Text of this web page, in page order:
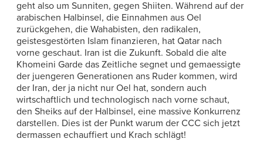
geht also um Sunniten, gegen Shiiten. Während auf der
arabischen Halbinsel, die Einnahmen aus Oel
zurückgehen, die Wahabisten, den radikalen,
geistesgestörten Islam finanzieren, hat Qatar nach
vorne geschaut. Iran ist die Zukunft. Sobald die alte
Khomeini Garde das Zeitliche segnet und gemaessigte
der juengeren Generationen ans Ruder kommen, wird
der Iran, der ja nicht nur Oel hat, sondern auch
wirtschaftlich und technologisch nach vorne schaut,
den Sheiks auf der Halbinsel, eine massive Konkurrenz
darstellen. Dies ist der Punkt warum der CCC sich jetzt
dermassen echauffiert und Krach schlägt!